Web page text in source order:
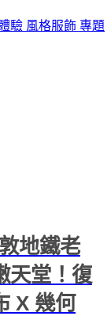
驗 風格服飾 專題
地鐵老
天堂！復
X 幾何